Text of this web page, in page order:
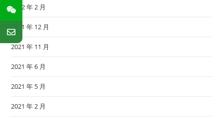
2022 年 2 月
2021 年 12 月
2021 年 11 月
2021 年 6 月
2021 年 5 月
2021 年 2 月